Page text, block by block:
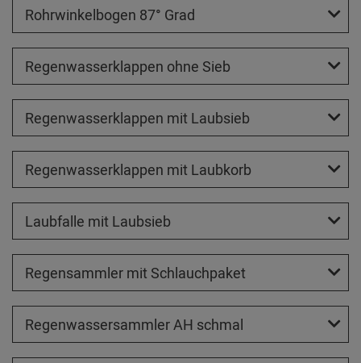
Rohrwinkelbogen 87° Grad
Regenwasserklappen ohne Sieb
Regenwasserklappen mit Laubsieb
Regenwasserklappen mit Laubkorb
Laubfalle mit Laubsieb
Regensammler mit Schlauchpaket
Regenwassersammler AH schmal